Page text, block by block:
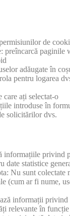
de
preîncarcă paginile
adăugate în
pentru logarea
ați selectat-o
introduse în
solicitărilor dvs.
informațiile privind
date statistice
Nu sunt colectate
(cum ar fi nume,
informații privind
relevante în funcție